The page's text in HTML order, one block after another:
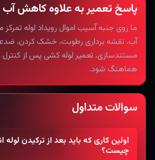
پاسخ تعمیر به علاوه کاهش آب
ما روی جنبه آسیب اموال رویداد لوله
آب، نقشه برداری رطوبت، خشک کردن،
مستندسازی. تعمیر لوله کشی پس از کنترل
هماهنگ شود.
سوالات متداول
اولین کاری که باید بعد از ترکیدن لوله
چیست؟